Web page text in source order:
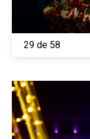
29 de 58